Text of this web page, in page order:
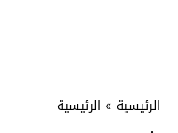
الرئيسية » الرئيسية